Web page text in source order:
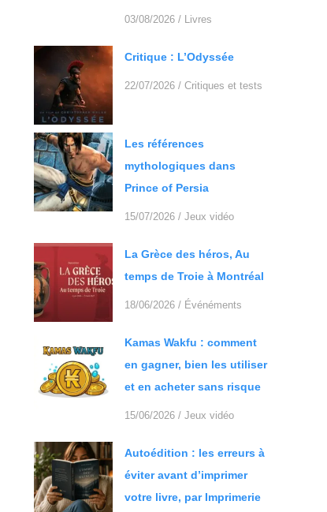
03/08/2026 / Livres
Critique : L’Odyssée
22/07/2026 / Critiques et tests
Les références
mythologiques dans
Prince of Persia
15/07/2026 / Jeux vidéo
La Grèce des héros, Au
temps de Troie à Montréal
18/06/2026 / Événéments
Kamas Wakfu : comment
en gagner, bien les utiliser
et en acheter sans risque
15/06/2026 / Jeux vidéo
Autoédition : les erreurs à
éviter avant d’imprimer
votre livre, par Imprimerie